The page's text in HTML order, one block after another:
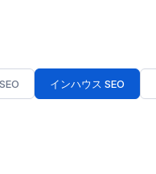
SEO インハウス SEO